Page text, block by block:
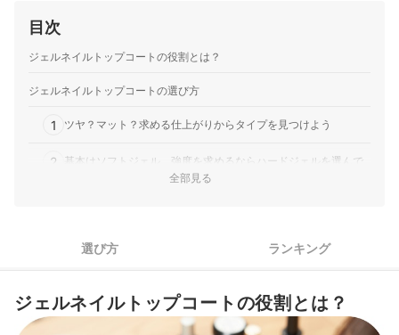
目次
ジェルネイルトップコートの役割とは？
ジェルネイルトップコートの選び方
1 ツヤ？マット？求める仕上がりからタイプを見つけよう
2 基本はソフトジェル、強度を求めるならハードジェルを選んで
5 成分によって変わる区分も必ず確認しよう
ジェルネイルトップコート全50商品おすすめ人気ランキング
全部見る
選び方 ランキング
ジェルネイルトップコートの役割とは？